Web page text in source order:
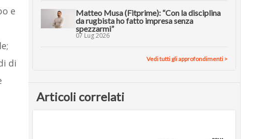
e
di
Matteo Musa (Fitprime): “Con la disciplina
da rugbista ho fatto impresa senza
spezzarmi”
07 Lug 2026
Vedi tutti gli approfondimenti >
Articoli correlati